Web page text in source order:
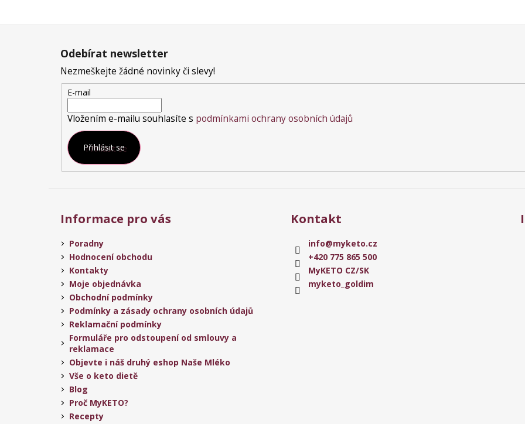
Odebírat newsletter
Nezmeškejte žádné novinky či slevy!
E-mail
Vložením e-mailu souhlasíte s podmínkami ochrany osobních údajů
Přihlásit se
Informace pro vás
Poradny
Hodnocení obchodu
Kontakty
Moje objednávka
Obchodní podmínky
Podmínky a zásady ochrany osobních údajů
Reklamační podmínky
Formuláře pro odstoupení od smlouvy a
reklamace
Objevte i náš druhý eshop Naše Mléko
Vše o keto dietě
Blog
Proč MyKETO?
Recepty
Kontakt
info@myketo.cz
+420 775 865 500
MyKETO CZ/SK
myketo_goldim